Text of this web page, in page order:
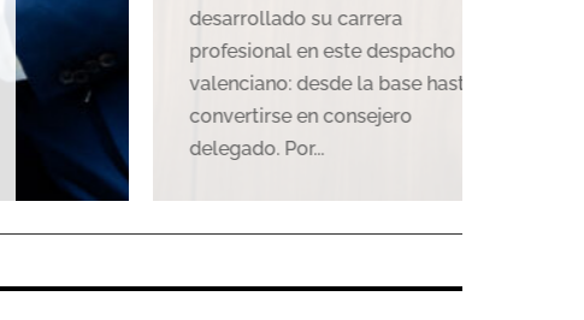
desarrollado su carrera
profesional en este despacho
valenciano: desde la base hasta
convertirse en consejero
delegado. Por...